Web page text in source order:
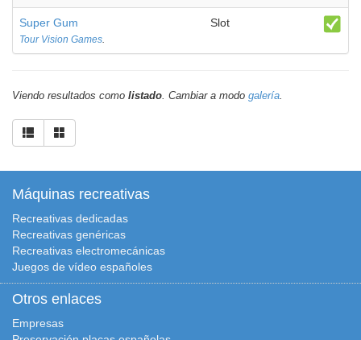
Super Gum
Tour Vision Games.
Slot
Viendo resultados como listado. Cambiar a modo galería.
Máquinas recreativas
Recreativas dedicadas
Recreativas genéricas
Recreativas electromecánicas
Juegos de vídeo españoles
Otros enlaces
Empresas